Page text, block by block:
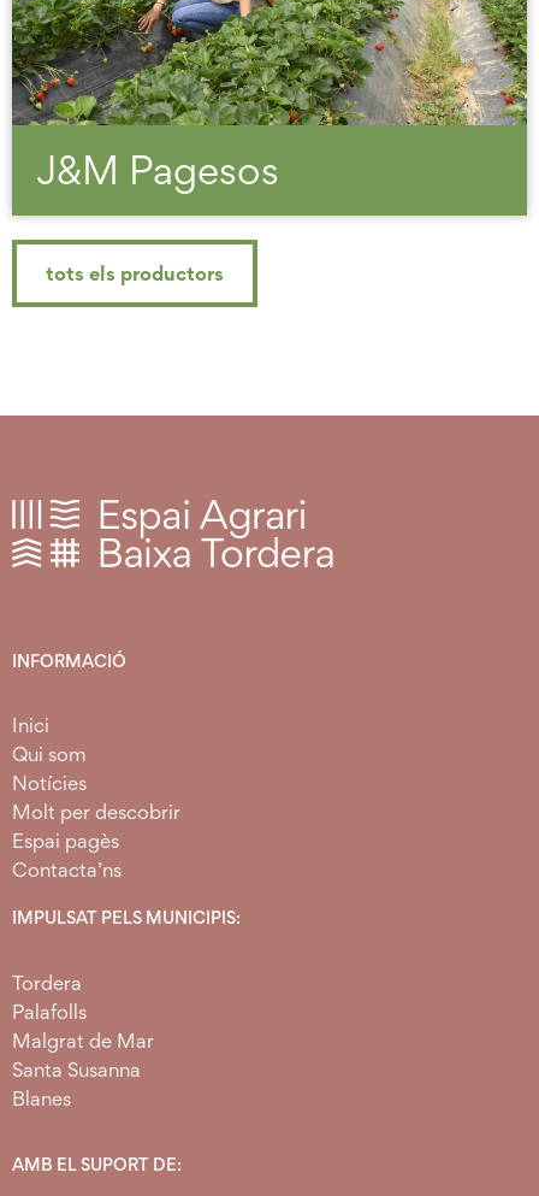
J&M Pagesos
tots els productors
INFORMACIÓ
Inici
Qui som
Notícies
Molt per descobrir
Espai pagès
Contacta’ns
IMPULSAT PELS MUNICIPIS:
Tordera
Palafolls
Malgrat de Mar
Santa Susanna
Blanes
AMB EL SUPORT DE: